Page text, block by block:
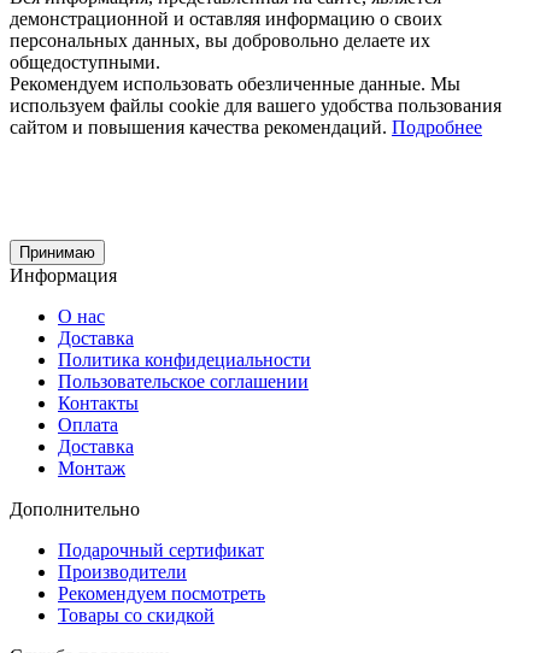
демонстрационной и оставляя информацию о своих
персональных данных, вы добровольно делаете их
общедоступными.
Рекомендуем использовать обезличенные данные. Мы
используем файлы cookie для вашего удобства пользования
сайтом и повышения качества рекомендаций. Подробнее
Принимаю
Информация
О нас
Доставка
Политика конфидециальности
Пользовательское соглашении
Контакты
Оплата
Доставка
Монтаж
Дополнительно
Подарочный сертификат
Производители
Рекомендуем посмотреть
Товары со скидкой